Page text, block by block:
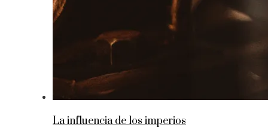
La influencia de los imperios